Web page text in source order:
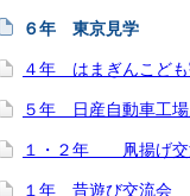
６年 東京見学
４年 はまぎんこど
５年 日産自動車工
１・２年 凧揚げ交
１年 昔遊び交流会